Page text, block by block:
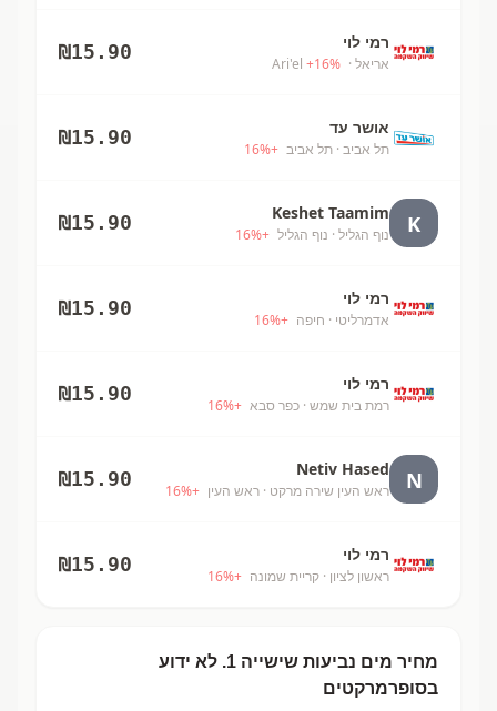
רמי לוי
אריאל · Ari'el
+16%
₪15.90
אושר עד
תל אביב · תל אביב +
16%
₪15.90
K
Keshet Taamim
נוף הגליל · נוף הגליל +
16%
₪15.90
רמי לוי
אדמרליטי · חיפה +
16%
₪15.90
רמי לוי
רמת בית שמש · כפר סבא +
16%
₪15.90
N
Netiv Hased
ראש העין שירה מרקט · ראש העין +
16%
₪15.90
רמי לוי
ראשון לציון · קריית שמונה +
16%
₪15.90
מחיר מים נביעות שישייה 1.
לא ידוע
בסופרמרקטים